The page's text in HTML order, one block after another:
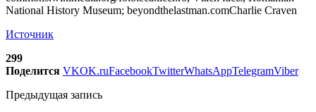
National History Museum; beyondthelastman.comCharlie Craven
Источник
299
Поделится VKOK.ruFacebookTwitterWhatsAppTelegramViber
Предыдущая запись